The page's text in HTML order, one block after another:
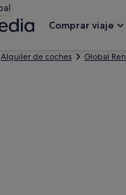
Comprar viaje
Alquiler de coches Global